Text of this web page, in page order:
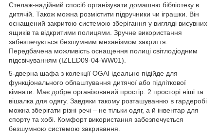
Стелаж-надійний спосіб організувати домашню бібліотеку в
дитячій. Також можна розмістити підручники чи іграшки. Він
оснащений закритою системою зберігання у вигляді висувних
ящиків та відкритими полицями. Зручне використання
забезпечується безшумним механізмом закриття.
Передбачена можливість оснащення полиці світлодіодним
підсвічуванням (IZLED09-04-WW01).
5-дверна шафа з колекції OGAI ідеально підійде для
функціонального облаштування дитячої або підліткової
кімнати. Має добре організований простір: 2 просторі ніші та
вішалка для одягу. Завдяки такому розташуванню в гардеробі
можна зберігати різні речі – не тільки одяг, а й інвентар для
спорту та хобі. Комфорт використання забезпечується
безшумною системою закривання.